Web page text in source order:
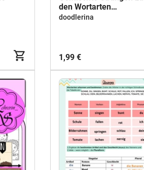
den Wortarten
Konjunktion, Artikel und
doodlerina
1,99 €